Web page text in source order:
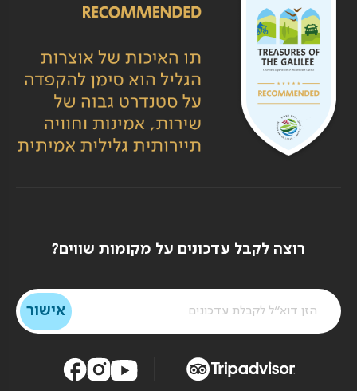
רוצה לקבל עדכונים על מקומות שווים?